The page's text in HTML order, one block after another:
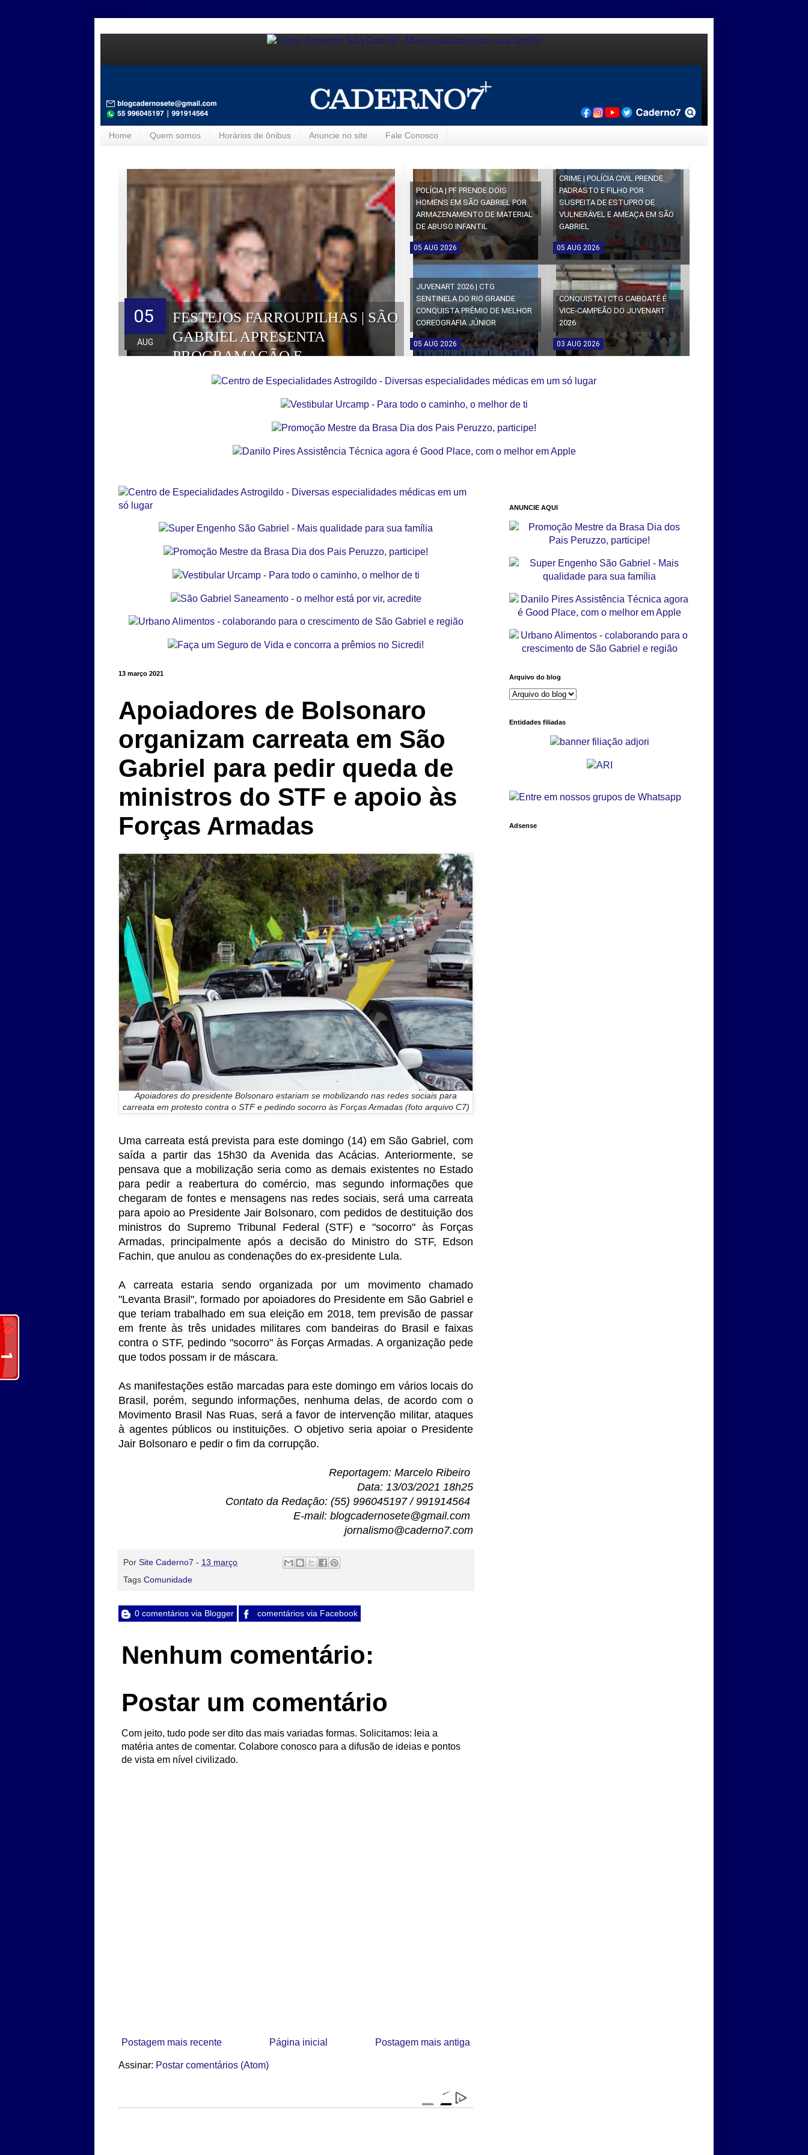
Home Quem somos Horários de ônibus Anuncie no site Fale Conosco
FESTEJOS FARROUPILHAS | SÃO
GABRIEL APRESENTA
PROGRAMAÇÃO E
HOMENAGEADOS DA EDIÇÃO
05
AUG
POLÍCIA | PF PRENDE DOIS
HOMENS EM SÃO GABRIEL POR
ARMAZENAMENTO DE MATERIAL
DE ABUSO INFANTIL
05 AUG 2026
CRIME | POLÍCIA CIVIL PRENDE
PADRASTO E FILHO POR
SUSPEITA DE ESTUPRO DE
VULNERÁVEL E AMEAÇA EM SÃO
GABRIEL
05 AUG 2026
JUVENART 2026 | CTG
SENTINELA DO RIO GRANDE
CONQUISTA PRÊMIO DE MELHOR
COREOGRAFIA JÚNIOR
05 AUG 2026
CONQUISTA | CTG CAIBOATÉ É
VICE-CAMPEÃO DO JUVENART
2026
03 AUG 2026
13 março 2021
Apoiadores de Bolsonaro
organizam carreata em São
Gabriel para pedir queda de
ministros do STF e apoio às
Forças Armadas
Apoiadores do presidente Bolsonaro estariam se mobilizando nas redes sociais para
carreata em protesto contra o STF e pedindo socorro às Forças Armadas (foto arquivo C7)
Uma carreata está prevista para este domingo (14) em São Gabriel, com
saída a partir das 15h30 da Avenida das Acácias. Anteriormente, se
pensava que a mobilização seria como as demais existentes no Estado
para pedir a reabertura do comércio, mas segundo informações que
chegaram de fontes e mensagens nas redes sociais, será uma carreata
para apoio ao Presidente Jair Bolsonaro, com pedidos de destituição dos
ministros do Supremo Tribunal Federal (STF) e "socorro" às Forças
Armadas, principalmente após a decisão do Ministro do STF, Edson
Fachin, que anulou as condenações do ex-presidente Lula.
A carreata estaria sendo organizada por um movimento chamado
"Levanta Brasil", formado por apoiadores do Presidente em São Gabriel e
que teriam trabalhado em sua eleição em 2018, tem previsão de passar
em frente às três unidades militares com bandeiras do Brasil e faixas
contra o STF, pedindo "socorro" às Forças Armadas. A organização pede
que todos possam ir de máscara.
As manifestações estão marcadas para este domingo em vários locais do
Brasil, porém, segundo informações, nenhuma delas, de acordo com o
Movimento Brasil Nas Ruas, será a favor de intervenção militar, ataques
à agentes públicos ou instituições. O objetivo seria apoiar o Presidente
Jair Bolsonaro e pedir o fim da corrupção.
Reportagem: Marcelo Ribeiro
Data: 13/03/2021 18h25
Contato da Redação: (55) 996045197 / 991914564
E-mail: blogcadernosete@gmail.com
jornalismo@caderno7.com
Por Site Caderno7 - 13 março
Tags Comunidade
0 comentários via Blogger comentários via Facebook
Nenhum comentário:
Postar um comentário
Com jeito, tudo pode ser dito das mais variadas formas. Solicitamos: leia a
matéria antes de comentar. Colabore conosco para a difusão de ideias e pontos
de vista em nível civilizado.
Postagem mais recente Postagem mais antiga
Página inicial
Assinar: Postar comentários (Atom)
ANUNCIE AQUI
Arquivo do blog
Entidades filiadas
Adsense